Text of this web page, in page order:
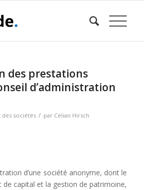
des prestations
d’administration
des sociétés / par Célian Hirsch
d’une société anonyme, dont le
de capital et la gestion de patrimoine,